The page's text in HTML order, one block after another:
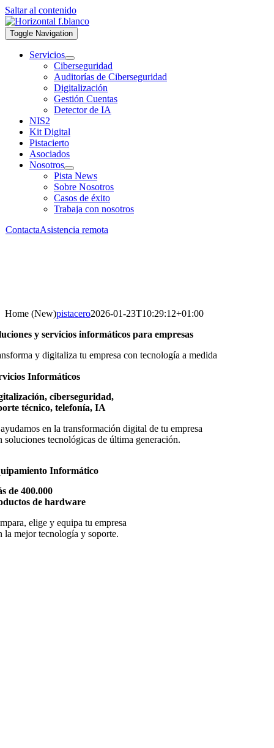
Saltar al contenido
Toggle Navigation
Servicios
Ciberseguridad
Auditorías de Ciberseguridad
Digitalización
Gestión Cuentas
Detector de IA
NIS2
Kit Digital
Pistacierto
Asociados
Nosotros
Pista News
Sobre Nosotros
Casos de éxito
Trabaja con nosotros
ContactaAsistencia remota
Home (New)pistacero2026-01-23T10:29:12+01:00
y serviciosinformáticos para empresas
y digitaliza tu empresa con tecnología a medida
Informáticos
ciberseguridad,
técnico, telefonía, IA
en la transformación digital de tu empresa
soluciones tecnológicas de última generación.
Informático
de 400.000
de hardware
elige y equipa tu empresa
la mejor tecnología y soporte.